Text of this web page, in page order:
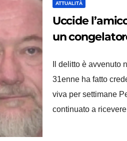
ATTUALITÀ
Uccide
un
Facebook
Il delitto è avvenuto
31enne ha fatto
viva per settimane
continuato a